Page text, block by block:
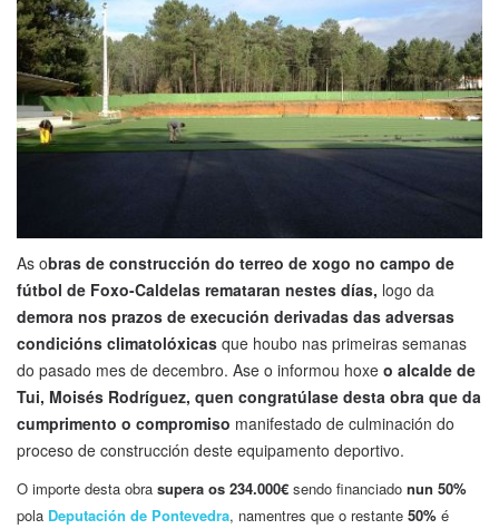
As obras de construcción do terreo de xogo no campo de
fútbol de Foxo-Caldelas remataran nestes días, logo da
demora nos prazos de execución derivadas das adversas
condicións climatolóxicas que houbo nas primeiras semanas
do pasado mes de decembro. Ase o informou hoxe o alcalde de
Tui, Moisés Rodríguez, quen congratúlase desta obra que da
cumprimento o compromiso manifestado de culminación do
proceso de construcción deste equipamento deportivo.
O importe desta obra supera os 234.000€ sendo financiado nun 50%
pola Deputación de Pontevedra, namentres que o restante 50% é